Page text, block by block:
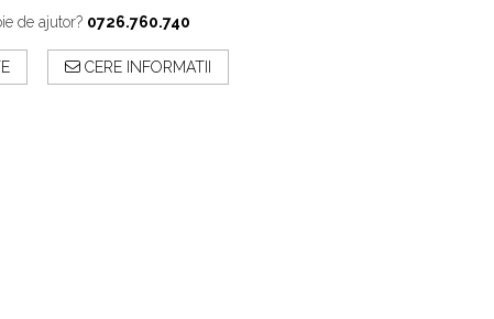
de ajutor? 0726.760.740
CERE INFORMATII